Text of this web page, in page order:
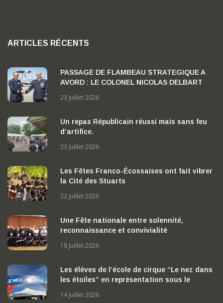
ARTICLES RÉCENTS
PASSAGE DE FLAMBEAU STRATEGIQUE A
AVORD : LE COLONEL NICOLAS DELBART
GEORGES MADON »
23 Juillet 2026
Un repas Républicain réussi mais sans feu
d’artifice.
23 Juillet 2026
Les Fêtes Franco-Écossaises ont fait vibrer
la Cité des Stuarts
22 Juillet 2026
Une Fête nationale entre solennité,
reconnaissance et convivialité
18 Juillet 2026
Les élèves de l’école de cirque “Le nez dans
les étoiles” en représentation sous le
14 Juillet 2026